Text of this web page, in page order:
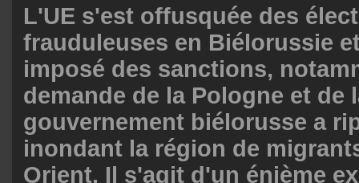
L'UE s'est offusquée des
frauduleuses en Biélorussie
imposé des sanctions,
demande de la Pologne et de
gouvernement biélorusse a
inondant la région de
Orient. Il s'agit d'un énième